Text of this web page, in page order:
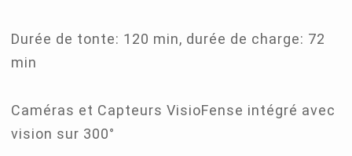
Durée de tonte: 120 min, durée de charge: 72
min
Caméras et Capteurs VisioFense intégré avec
vision sur 300°